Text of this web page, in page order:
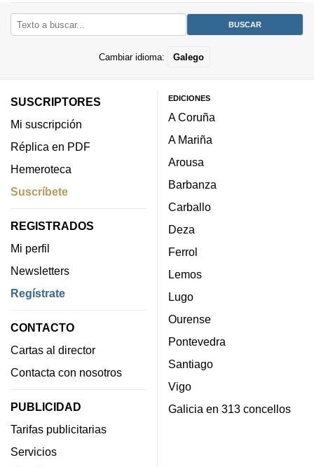
Cambiar idioma: Galego
SUSCRIPTORES
Mi suscripción
Réplica en PDF
Hemeroteca
Suscríbete
REGISTRADOS
Mi perfil
Newsletters
Regístrate
CONTACTO
Cartas al director
Contacta con nosotros
PUBLICIDAD
Tarifas publicitarias
Servicios
EDICIONES
A Coruña
A Mariña
Arousa
Barbanza
Carballo
Deza
Ferrol
Lemos
Lugo
Ourense
Pontevedra
Santiago
Vigo
Galicia en 313 concellos